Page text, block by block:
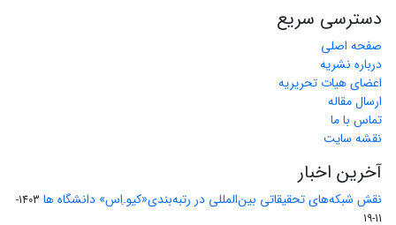
دسترسی سریع
صفحه اصلی
درباره نشریه
اعضای هیات تحریریه
ارسال مقاله
تماس با ما
نقشه سایت
آخرین اخبار
نقش شبکه‌های تحقیقاتی بین‌المللی در رتبه‌بندی«کیو.اِس» دانشگاه ها
1403-
11-19